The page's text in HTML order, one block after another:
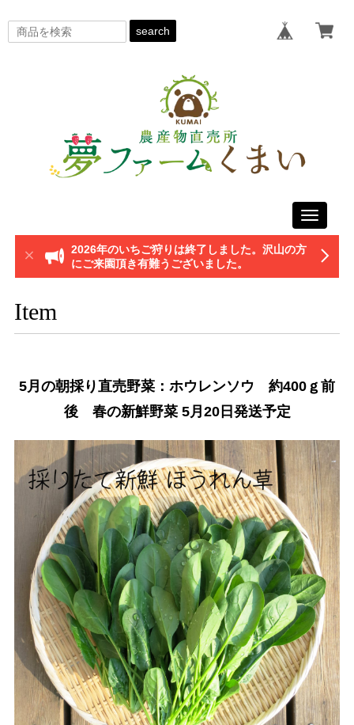
search
Toggle
2026年のいちご狩りは終了しました。沢山の方
にご来園頂き有難うございました。
Item
5月の朝採り直売野菜：ホウレンソウ 約400ｇ前
後 春の新鮮野菜 5月20日発送予定